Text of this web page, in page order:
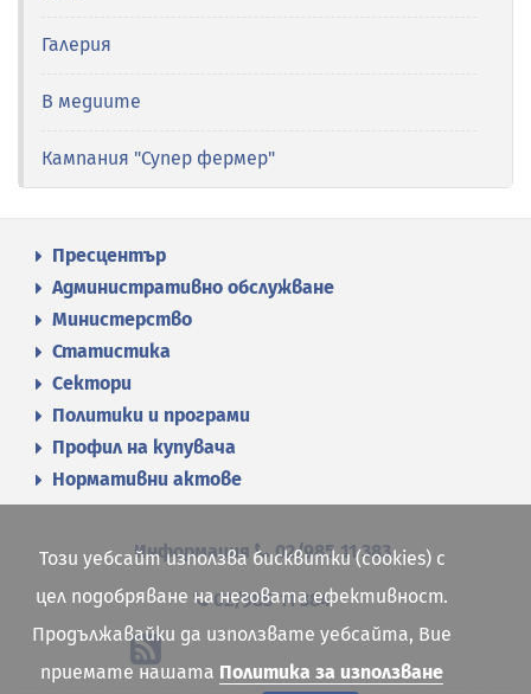
Галерия
В медиите
Кампания "Супер фермер"
Пресцентър
Административно обслужване
Министерство
Статистика
Сектори
Политики и програми
Профил на купувача
Нормативни актове
Информация 02/985 11 383
02/985 11 384
Този уебсайт използва бисквитки (cookies) с
цел подобряване на неговата ефективност.
Продължавайки да използвате уебсайта, Вие
приемате нашата Политика за използване